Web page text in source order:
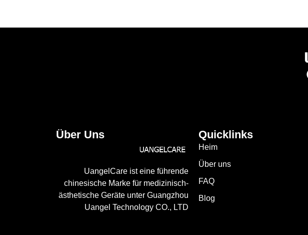
Über Uns
UangelCare ist eine führende
chinesische Marke für medizinisch-
ästhetische Geräte unter Guangzhou
Uangel Technology CO., LTD
Quicklinks
Heim
Über uns
FAQ
Blog